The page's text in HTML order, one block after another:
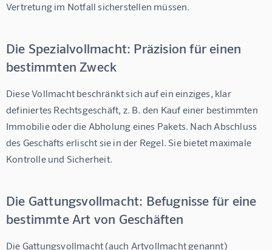
Vertretung im Notfall sicherstellen müssen.
Die Spezialvollmacht: Präzision für einen
bestimmten Zweck
Diese Vollmacht beschränkt sich auf ein einziges, klar
definiertes Rechtsgeschäft, z. B. den Kauf einer bestimmten
Immobilie oder die Abholung eines Pakets. Nach Abschluss
des Geschäfts erlischt sie in der Regel. Sie bietet maximale
Kontrolle und Sicherheit.
Die Gattungsvollmacht: Befugnisse für eine
bestimmte Art von Geschäften
Die Gattungsvollmacht (auch Artvollmacht genannt)